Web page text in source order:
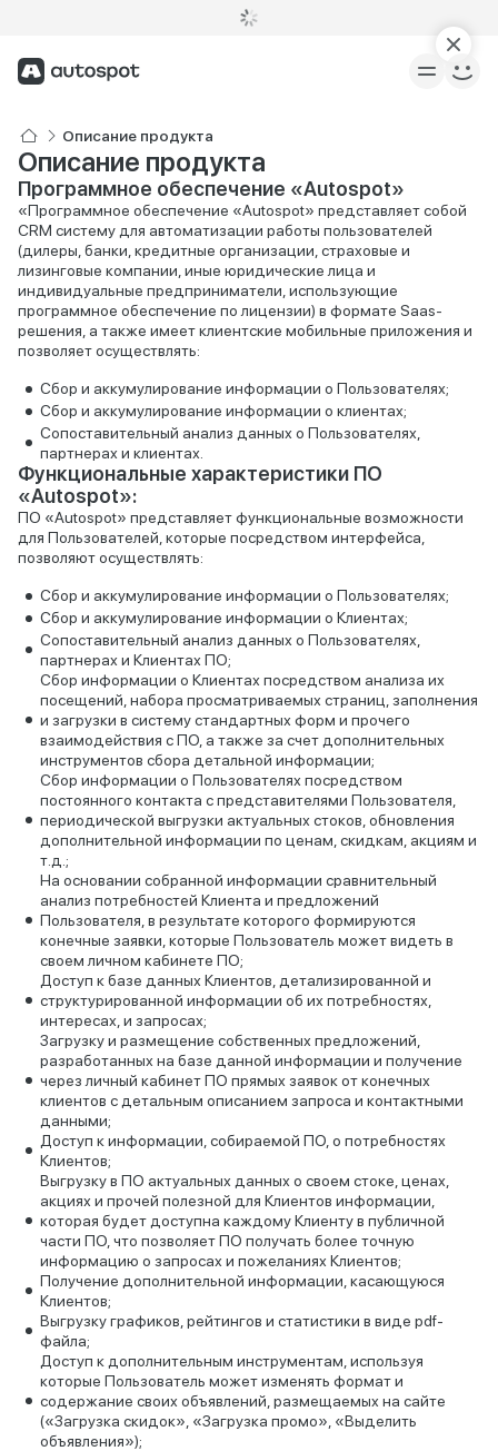
Описание продукта
Описание продукта
Программное обеспечение «Autospot»
«Программное обеспечение «Autospot» представляет собой
CRM систему для автоматизации работы пользователей
(дилеры, банки, кредитные организации, страховые и
лизинговые компании, иные юридические лица и
индивидуальные предприниматели, использующие
программное обеспечение по лицензии) в формате Saas-
решения, а также имеет клиентские мобильные приложения и
позволяет осуществлять:
Сбор и аккумулирование информации о Пользователях;
Сбор и аккумулирование информации о клиентах;
Сопоставительный анализ данных о Пользователях,
партнерах и клиентах.
Функциональные характеристики ПО
«Autospot»:
ПО «Autospot» представляет функциональные возможности
для Пользователей, которые посредством интерфейса,
позволяют осуществлять:
Сбор и аккумулирование информации о Пользователях;
Сбор и аккумулирование информации о Клиентах;
Сопоставительный анализ данных о Пользователях,
партнерах и Клиентах ПО;
Сбор информации о Клиентах посредством анализа их
посещений, набора просматриваемых страниц, заполнения
и загрузки в систему стандартных форм и прочего
взаимодействия с ПО, а также за счет дополнительных
инструментов сбора детальной информации;
Сбор информации о Пользователях посредством
постоянного контакта с представителями Пользователя,
периодической выгрузки актуальных стоков, обновления
дополнительной информации по ценам, скидкам, акциям и
т.д.;
На основании собранной информации сравнительный
анализ потребностей Клиента и предложений
Пользователя, в результате которого формируются
конечные заявки, которые Пользователь может видеть в
своем личном кабинете ПО;
Доступ к базе данных Клиентов, детализированной и
структурированной информации об их потребностях,
интересах, и запросах;
Загрузку и размещение собственных предложений,
разработанных на базе данной информации и получение
через личный кабинет ПО прямых заявок от конечных
клиентов с детальным описанием запроса и контактными
данными;
Доступ к информации, собираемой ПО, о потребностях
Клиентов;
Выгрузку в ПО актуальных данных о своем стоке, ценах,
акциях и прочей полезной для Клиентов информации,
которая будет доступна каждому Клиенту в публичной
части ПО, что позволяет ПО получать более точную
информацию о запросах и пожеланиях Клиентов;
Получение дополнительной информации, касающуюся
Клиентов;
Выгрузку графиков, рейтингов и статистики в виде pdf-
файла;
Доступ к дополнительным инструментам, используя
которые Пользователь может изменять формат и
содержание своих объявлений, размещаемых на сайте
(«Загрузка скидок», «Загрузка промо», «Выделить
объявления»);